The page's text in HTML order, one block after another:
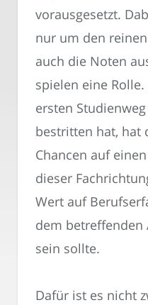
vorausgesetzt.
nur um den
auch die Noten
spielen eine
ersten
bestritten hat, hat
Chancen auf
dieser
Wert auf
dem betreffenden
sein sollte.
Dafür ist es nicht